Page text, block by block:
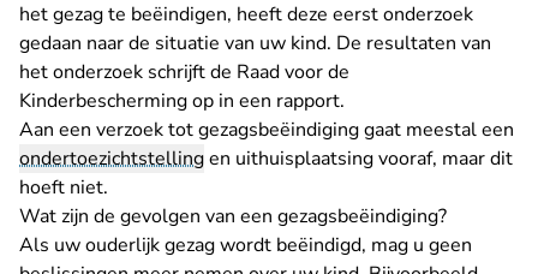
het gezag te beëindigen, heeft deze eerst onderzoek
gedaan naar de situatie van uw kind. De resultaten van
het onderzoek schrijft de Raad voor de
Kinderbescherming op in een rapport.
Aan een verzoek tot gezagsbeëindiging gaat meestal een
ondertoezichtstellingen uithuisplaatsing vooraf, maar dit
hoeft niet.
Wat zijn de gevolgen van een gezagsbeëindiging?
Als uw ouderlijk gezag wordt beëindigd, mag u geen